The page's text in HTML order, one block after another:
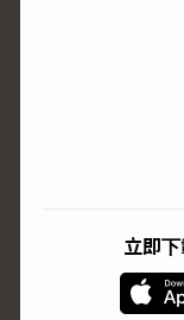
立即